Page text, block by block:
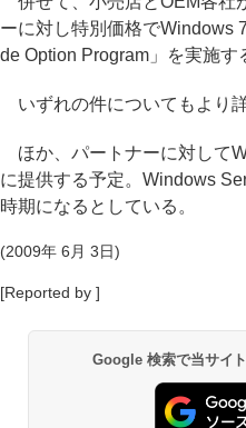
ーに対し特別価格でWindows
de Option Program」を実施す
いずれの件についてもより
ほか、パートナーに対して
に提供する予定。Windows
時期になるとしている。
(2009年 6月 3日)
[Reported by ]
Google 検索で当サイ